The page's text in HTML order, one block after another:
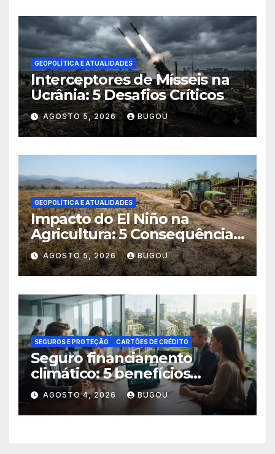
GEOPOLÍTICA E ATUALIDADES
Interceptores de Mísseis na
Ucrânia: 5 Desafios Críticos
AGOSTO 5, 2026 BUGOU
GEOPOLÍTICA E ATUALIDADES
Impacto do El Niño na
Agricultura: 5 Consequências
Críticas
AGOSTO 5, 2026 BUGOU
SEGUROS E PROTEÇÃO CARTÕES DE CRÉDITO
Seguro financiamento
climático: 5 benefícios
essenciais
AGOSTO 4, 2026 BUGOU